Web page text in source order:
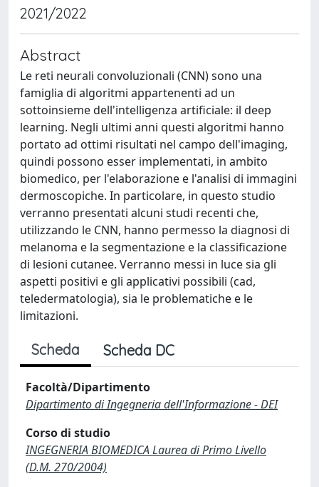
2021/2022
Abstract
Le reti neurali convoluzionali (CNN) sono una
famiglia di algoritmi appartenenti ad un
sottoinsieme dell'intelligenza artificiale: il deep
learning. Negli ultimi anni questi algoritmi hanno
portato ad ottimi risultati nel campo dell'imaging,
quindi possono esser implementati, in ambito
biomedico, per l'elaborazione e l'analisi di immagini
dermoscopiche. In particolare, in questo studio
verranno presentati alcuni studi recenti che,
utilizzando le CNN, hanno permesso la diagnosi di
melanoma e la segmentazione e la classificazione
di lesioni cutanee. Verranno messi in luce sia gli
aspetti positivi e gli applicativi possibili (cad,
teledermatologia), sia le problematiche e le
limitazioni.
Scheda Scheda DC
Facoltà/Dipartimento
Dipartimento di Ingegneria dell'Informazione - DEI
Corso di studio
INGEGNERIA BIOMEDICA Laurea di Primo Livello
(D.M. 270/2004)